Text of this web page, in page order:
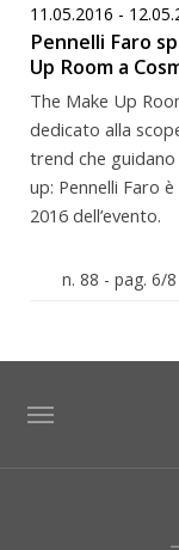
11.05.2016 -
Pennelli Faro
Up Room a
The Make Up
dedicato alla
trend che guidano
up: Pennelli Faro
2016 dell’evento.
n. 88 - pag. 6/8